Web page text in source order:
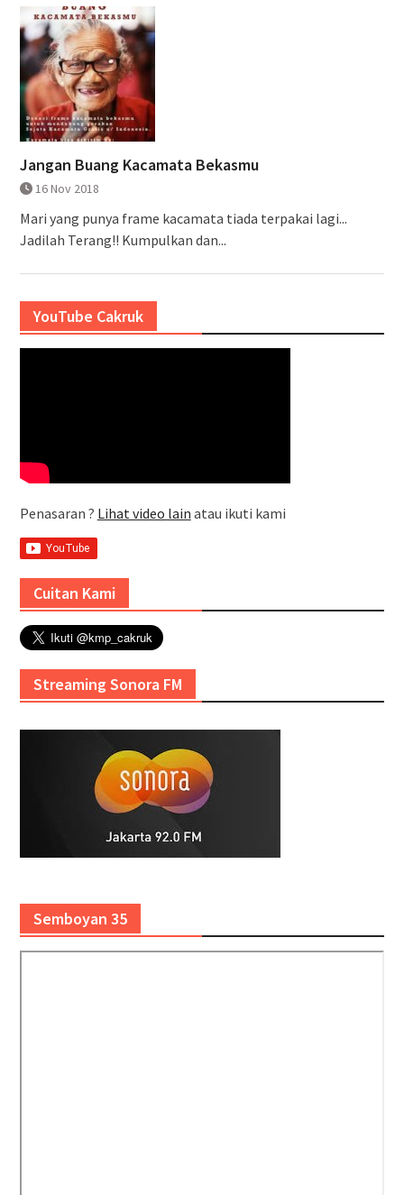
Jangan Buang Kacamata Bekasmu
16 Nov 2018
Mari yang punya frame kacamata tiada terpakai lagi...
Jadilah Terang!! Kumpulkan dan...
YouTube Cakruk
Penasaran ? Lihat video lain atau ikuti kami
Cuitan Kami
Streaming Sonora FM
Semboyan 35